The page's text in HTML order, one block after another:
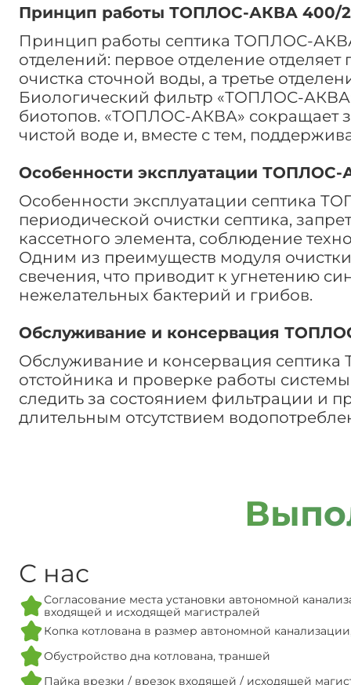
Принцип работы ТОПЛОС-АКВА 400/
Принцип работы септика ТОПЛОС-АКВА
отделений: первое отделение
очистка сточной воды, а третье
Биологический фильтр «ТОПЛОС-
биотопов. «ТОПЛОС-АКВА» сокращает
чистой воде и, вместе с тем,
Особенности эксплуатации
Особенности эксплуатации септика
периодической очистки септика,
кассетного элемента, соблюдение
Одним из преимуществ модуля
свечения, что приводит к угнетению
нежелательных бактерий и грибов.
Обслуживание и консервация
Обслуживание и консервация
отстойника и проверке работы
следить за состоянием фильтрации и
длительным отсутствием
С нас
Согласование места установки автономной
входящей и исходящей магистралей
Копка котлована в размер автономной
Обустройство дна котлована, траншей
Пайка врезки / врезок входящей / исходящей